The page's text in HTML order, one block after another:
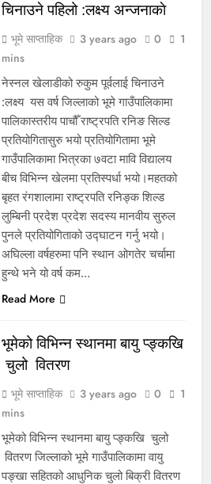
चिनाउने पहिलो :लक्ष्य अन्जनाकाे
भूमे साप्ताहिक 3 years ago 0
1
mins
नेस्नल खेलाडीको रुकुम पूर्वलाई चिनाउने
:लक्ष्य यस वर्ष जिल्लाको भूमे गाउँपालिकामा
पालिकास्तरीय पाचौँ राष्ट्रपति रनिङ सिल्ड
प्रतियोगितासुरु भयो प्रतियोगितामा भूमे
गाउँपालिकामा भित्रका ७वटा मावि विद्यालय
बीच विभिन्न खेलमा प्रतिस्पर्धा भयो।महतको
बृहत रंगशालामा राष्ट्रपति रनिङ्क शिल्ड
लुम्बिनी प्रदेश प्रदेश सदस्य मानवीय सुरुल
पुनले प्रतियोगिताको उद्घाटन गर्नु भयो।
अघिल्ला वर्षहरुमा पनि स्थान ओगतेर चर्चामा
हुन्थे भने यो वर्ष कम…
Read More
भूमेको विभिन्न स्थानमा बायु प्ङ्कखि
चुलो वितरण
भूमे साप्ताहिक 3 years ago 0
1
mins
भूमेको विभिन्न स्थानमा बायु प्ङ्कखि चुलो
वितरण जिल्लाको भूमे गाउँपालिकामा वायु
पङ्खा सहितको आधुनिक चुलो बिक्री वितरण